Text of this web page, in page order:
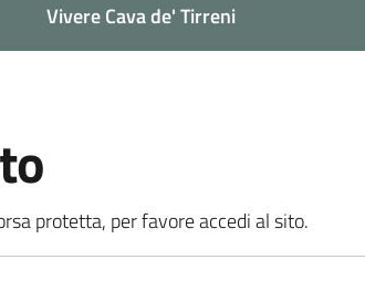
Vivere Cava de' Tirreni
protetta, per favore accedi al sito.